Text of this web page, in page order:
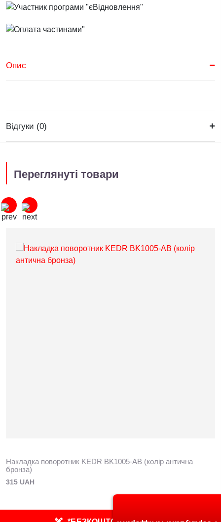
Опис
Відгуки (0)
Переглянуті товари
Накладка поворотник KEDR BK1005-AB (колір антична
бронза)
315 UAH